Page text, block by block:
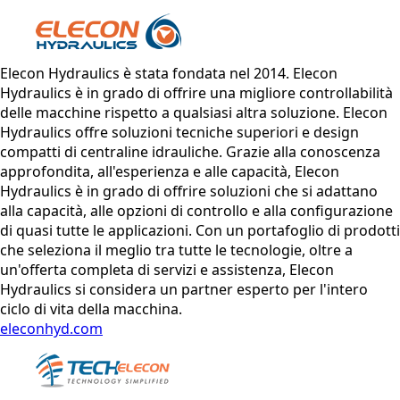
Elecon Hydraulics è stata fondata nel 2014. Elecon
Hydraulics è in grado di offrire una migliore controllabilità
delle macchine rispetto a qualsiasi altra soluzione. Elecon
Hydraulics offre soluzioni tecniche superiori e design
compatti di centraline idrauliche. Grazie alla conoscenza
approfondita, all'esperienza e alle capacità, Elecon
Hydraulics è in grado di offrire soluzioni che si adattano
alla capacità, alle opzioni di controllo e alla configurazione
di quasi tutte le applicazioni. Con un portafoglio di prodotti
che seleziona il meglio tra tutte le tecnologie, oltre a
un'offerta completa di servizi e assistenza, Elecon
Hydraulics si considera un partner esperto per l'intero
ciclo di vita della macchina.
eleconhyd.com